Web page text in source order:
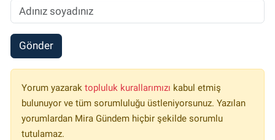
Gönder
Yorum yazarak topluluk kurallarımızı kabul etmiş
bulunuyor ve tüm sorumluluğu üstleniyorsunuz. Yazılan
yorumlardan Mira Gündem hiçbir şekilde sorumlu
tutulamaz.